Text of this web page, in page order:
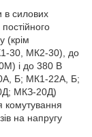
в силових
(крім
30, МК2-30), до
і до 380 В
Б; МК1-22А, Б;
МКЗ-20Д)
комутування
на напругу